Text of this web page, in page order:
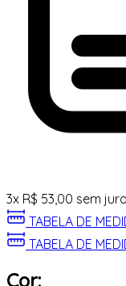
3x R$ 53,00 sem
TABELA DE
TABELA DE
Cor: